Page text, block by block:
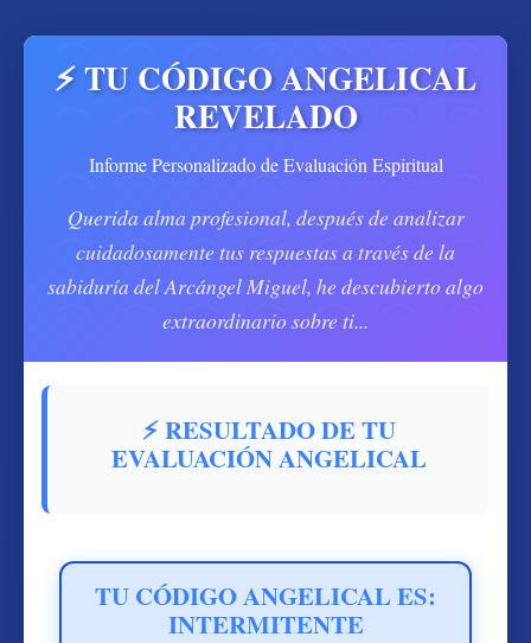
⚡ TU CÓDIGO ANGELICAL
REVELADO
Informe Personalizado de Evaluación Espiritual
Querida alma profesional, después de analizar
cuidadosamente tus respuestas a través de la
sabiduría del Arcángel Miguel, he descubierto algo
extraordinario sobre ti...
⚡ RESULTADO DE TU
EVALUACIÓN ANGELICAL
TU CÓDIGO ANGELICAL ES:
INTERMITENTE